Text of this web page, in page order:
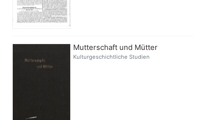
Mutterschaft und Mütter
Kulturgeschichtliche Studien